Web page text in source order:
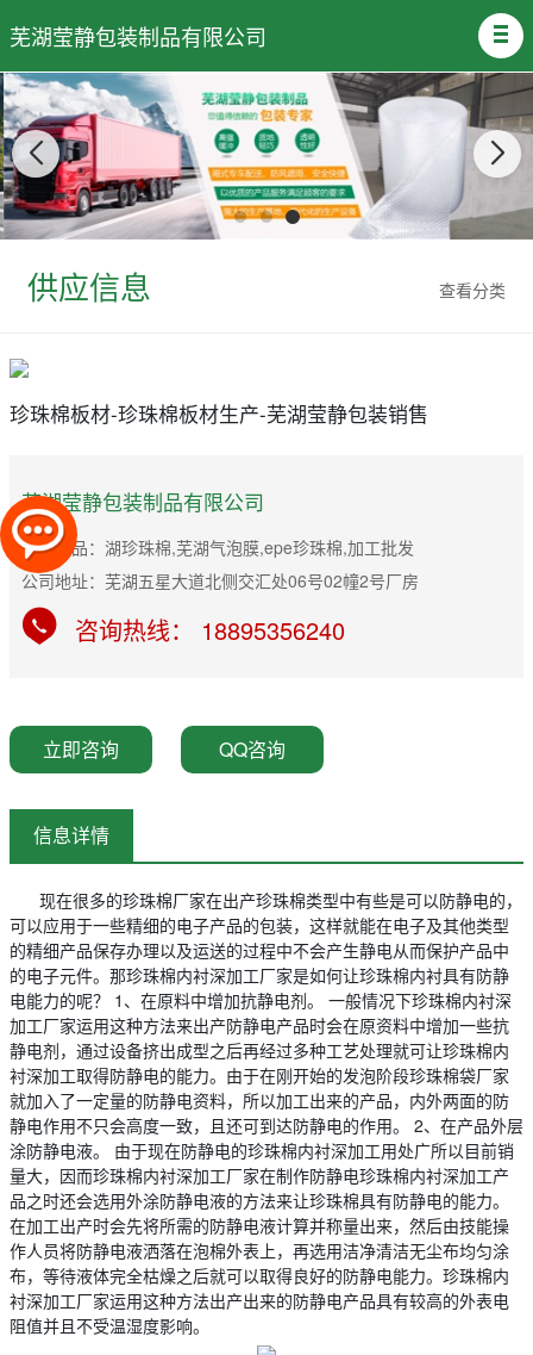
芜湖莹静包装制品有限公司
查看分类
供应信息
珍珠棉板材-珍珠棉板材生产-芜湖莹静包装销售
芜湖莹静包装制品有限公司
主营产品：湖珍珠棉,芜湖气泡膜,epe珍珠棉,加工批发
公司地址：芜湖五星大道北侧交汇处06号02幢2号厂房
咨询热线： 18895356240
立即咨询 QQ咨询
信息详情
现在很多的珍珠棉厂家在出产珍珠棉类型中有些是可以防静电的，
可以应用于一些精细的电子产品的包装，这样就能在电子及其他类型
的精细产品保存办理以及运送的过程中不会产生静电从而保护产品中
的电子元件。那珍珠棉内衬深加工厂家是如何让珍珠棉内衬具有防静
电能力的呢？ 1、在原料中增加抗静电剂。 一般情况下珍珠棉内衬深
加工厂家运用这种方法来出产防静电产品时会在原资料中增加一些抗
静电剂，通过设备挤出成型之后再经过多种工艺处理就可让珍珠棉内
衬深加工取得防静电的能力。由于在刚开始的发泡阶段珍珠棉袋厂家
就加入了一定量的防静电资料，所以加工出来的产品，内外两面的防
静电作用不只会高度一致，且还可到达防静电的作用。 2、在产品外层
涂防静电液。 由于现在防静电的珍珠棉内衬深加工用处广所以目前销
量大，因而珍珠棉内衬深加工厂家在制作防静电珍珠棉内衬深加工产
品之时还会选用外涂防静电液的方法来让珍珠棉具有防静电的能力。
在加工出产时会先将所需的防静电液计算并称量出来，然后由技能操
作人员将防静电液洒落在泡棉外表上，再选用洁净清洁无尘布均匀涂
布，等待液体完全枯燥之后就可以取得良好的防静电能力。珍珠棉内
衬深加工厂家运用这种方法出产出来的防静电产品具有较高的外表电
阻值并且不受温湿度影响。